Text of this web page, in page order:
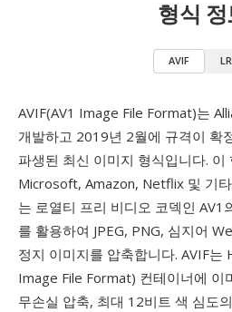
형식
AVIF
AVIF(AV1 Image File Format)는
개발하고 2019년 2월에 규격이 확
파생된 최신 이미지 형식입니다.
Microsoft, Amazon, Netflix 및 기
는 로열티 프리 비디오 코덱인 AV1
를 활용하여 JPEG, PNG, 심지어
정지 이미지를 압축합니다. AVIF는
Image File Format) 컨테이너에 이
무손실 압축, 최대 12비트 색 심도